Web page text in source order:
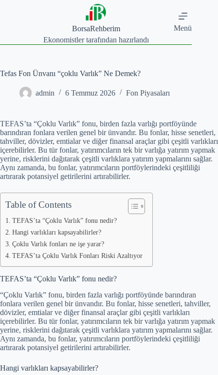
BorsaRehberim
Ekonomistler tarafından hazırlandı
Menü
Tefas Fon Ünvanı “çoklu Varlık” Ne Demek?
admin 6 Temmuz 2026 Fon Piyasaları
TEFAS’ta “Çoklu Varlık” fonu, birden fazla varlığı portföyünde
barındıran fonlara verilen genel bir ünvandır. Bu fonlar, hisse senetleri,
tahviller, dövizler, emtialar ve diğer finansal araçlar gibi çeşitli varlıkları
içerebilirler. Bu tür fonlar, yatırımcıların tek bir varlığa yatırım yapmak
yerine, risklerini dağıtarak çeşitli varlıklara yatırım yapmalarını sağlar.
Aynı zamanda, bu fonlar, yatırımcıların portföylerindeki çeşitliliği
artırarak potansiyel getirilerini artırabilirler.
Table of Contents
TEFAS’ta “Çoklu Varlık” fonu nedir?
Hangi varlıkları kapsayabilirler?
Çoklu Varlık fonları ne işe yarar?
TEFAS’ta Çoklu Varlık Fonları Riski Azaltıyor
TEFAS’ta “Çoklu Varlık” fonu nedir?
“Çoklu Varlık” fonu, birden fazla varlığı portföyünde barındıran
fonlara verilen genel bir ünvandır. Bu fonlar, hisse senetleri, tahviller,
dövizler, emtialar ve diğer finansal araçlar gibi çeşitli varlıkları
içerebilirler. Bu tür fonlar, yatırımcıların tek bir varlığa yatırım yapmak
yerine, risklerini dağıtarak çeşitli varlıklara yatırım yapmalarını sağlar.
Aynı zamanda, bu fonlar, yatırımcıların portföylerindeki çeşitliliği
artırarak potansiyel getirilerini artırabilirler.
Hangi varlıkları kapsayabilirler?